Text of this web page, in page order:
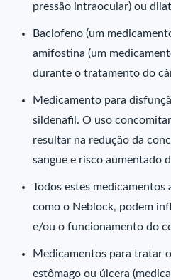
pressão intraocular) ou
Baclofeno (um
amifostina (um
durante o tratamento do
Medicamento para
sildenafil. O uso
resultar na redução da
sangue e risco aumentado
Todos estes medicamentos
como o Neblock, podem
e/ou o funcionamento do
Medicamentos para tratar
estômago ou úlcera